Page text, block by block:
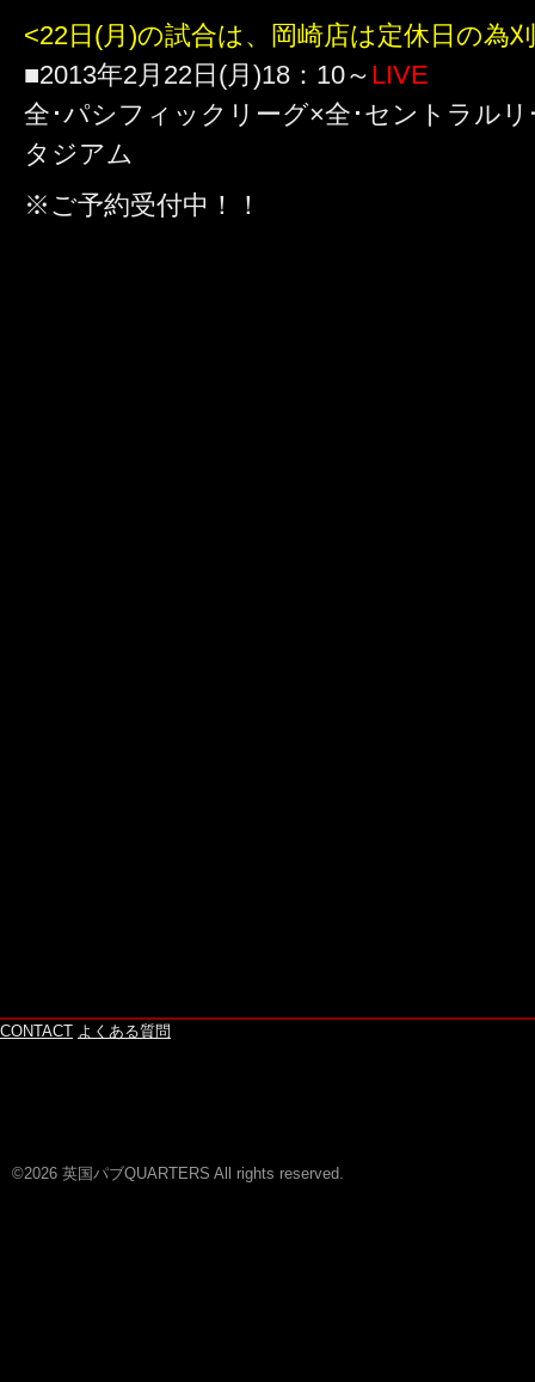
<22日(月)の試合は、岡崎店は定休日の為
■2013年2月22日(月)18：10～ LIVE
全･パシフィックリーグ×全･セントラル
タジアム
※ご予約受付中！！
CONTACT よくある質問
©2026 英国パブQUARTERS All rights reserved.